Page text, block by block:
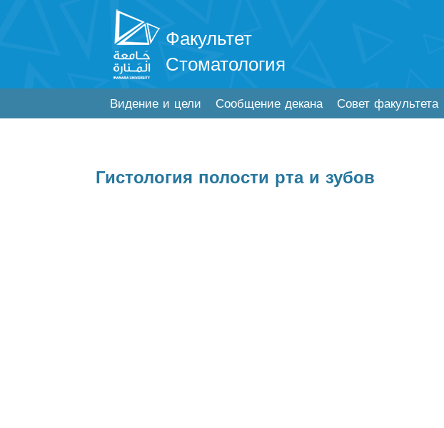
Факультет
Стоматология
Видение и цели Сообщение декана Совет факультета
Гистология полости рта и зубов